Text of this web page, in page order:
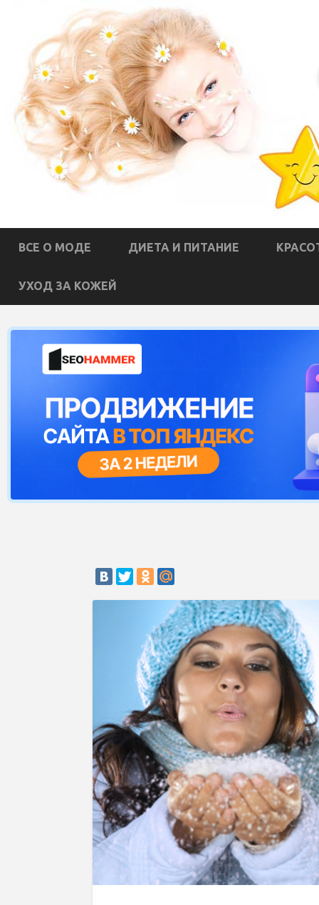
ВСЕ О МОДЕ ДИЕТА И ПИТАНИЕ
УХОД ЗА КОЖЕЙ